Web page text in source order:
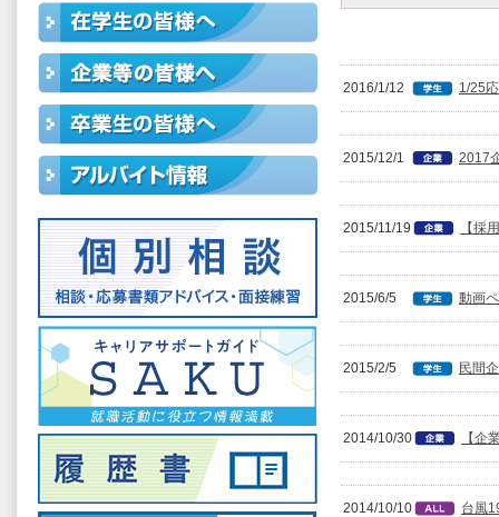
2016/1/12 1/25
2015/12/1 2017
2015/11/19 【採
2015/6/5 動画
2015/2/5 民間
2014/10/30 【企
2014/10/10 台風